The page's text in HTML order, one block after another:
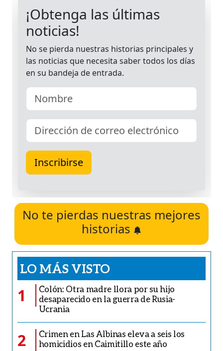
No te pierdas nuestras mejores
historias
LO MÁS VISTO
1
Colón: Otra madre llora por su hijo
desaparecido en la guerra de Rusia-
Ucrania
2
Crimen en Las Albinas eleva a seis los
homicidios en Caimitillo este año